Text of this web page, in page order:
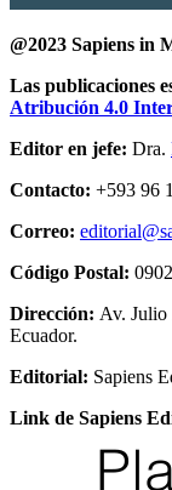
@2023 Sapiens
Las publicaciones
Atribución 4.0
Editor en jefe: Dra.
Contacto: +593 96
Correo:
Código Postal:
Dirección: Av. Julio
Ecuador.
Editorial:
Link de Sapiens